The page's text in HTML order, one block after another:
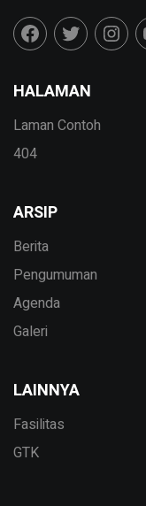
HALAMAN
Laman Contoh
404
ARSIP
Berita
Pengumuman
Agenda
Galeri
LAINNYA
Fasilitas
GTK